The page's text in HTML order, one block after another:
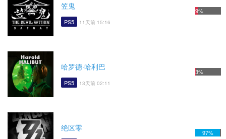
笠鬼
PS5 11天前 15:16
9%
哈罗德·哈利巴
PS5 13天前 02:11
3%
绝区零 97%